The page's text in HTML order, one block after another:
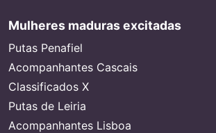
Mulheres maduras excitadas
Putas Penafiel
Acompanhantes Cascais
Classificados X
Putas de Leiria
Acompanhantes Lisboa